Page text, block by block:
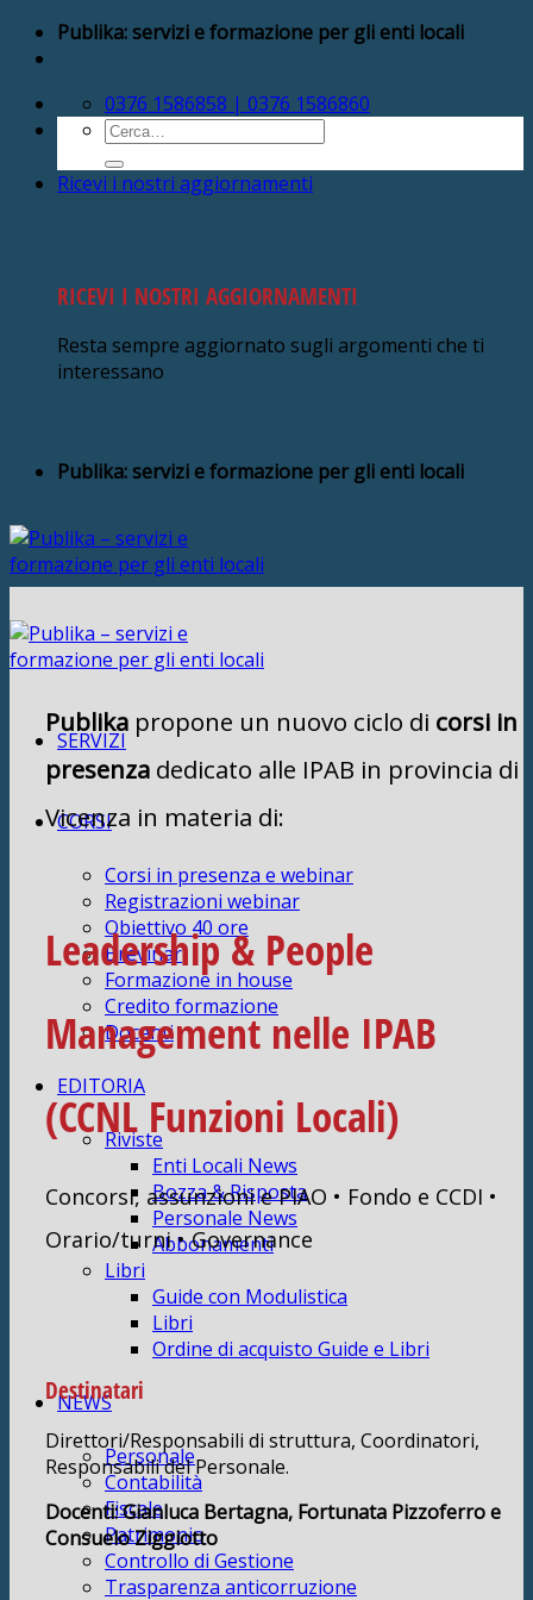
Salta Publika: servizi e formazione per gli enti locali
0376 1586858 | 0376 1586860
Cerca:
Ricevi i nostri aggiornamenti
RICEVI I NOSTRI AGGIORNAMENTI
Resta sempre aggiornato sugli argomenti che ti
interessano
Publika: servizi e formazione per gli enti locali
SERVIZI
CORSI
Corsi in presenza e webinar
Registrazioni webinar
Obiettivo 40 ore
Brevinar
Formazione in house
Credito formazione
Docenti
EDITORIA
Riviste
Enti Locali News
Bozza & Risposta
Personale News
Abbonamenti
Libri
Guide con Modulistica
Libri
Ordine di acquisto Guide e Libri
NEWS
Personale
Contabilità
Fiscale
Patrimonio
Controllo di Gestione
Trasparenza anticorruzione
Publika propone un nuovo ciclo di corsi in
presenza dedicato alle IPAB in provincia di
Vicenza in materia di:
Leadership & People
Management nelle IPAB
(CCNL Funzioni Locali)
Concorsi, assunzioni e PIAO • Fondo e CCDI •
Orario/turni • Governance
Destinatari
Direttori/Responsabili di struttura, Coordinatori,
Responsabili del Personale.
Docenti: Gianluca Bertagna, Fortunata Pizzoferro e
Consuelo Ziggiotto